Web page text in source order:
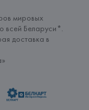
мировых
всей Беларуси*.
доставка в
»